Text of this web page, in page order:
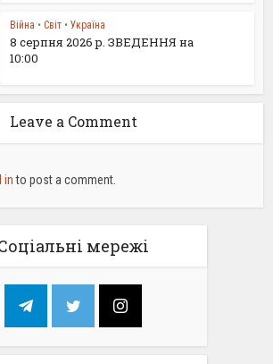
Війна • Світ • Україна
8 серпня 2026 р. ЗВЕДЕННЯ на
10:00
Leave a Comment
into post a comment.
мережі